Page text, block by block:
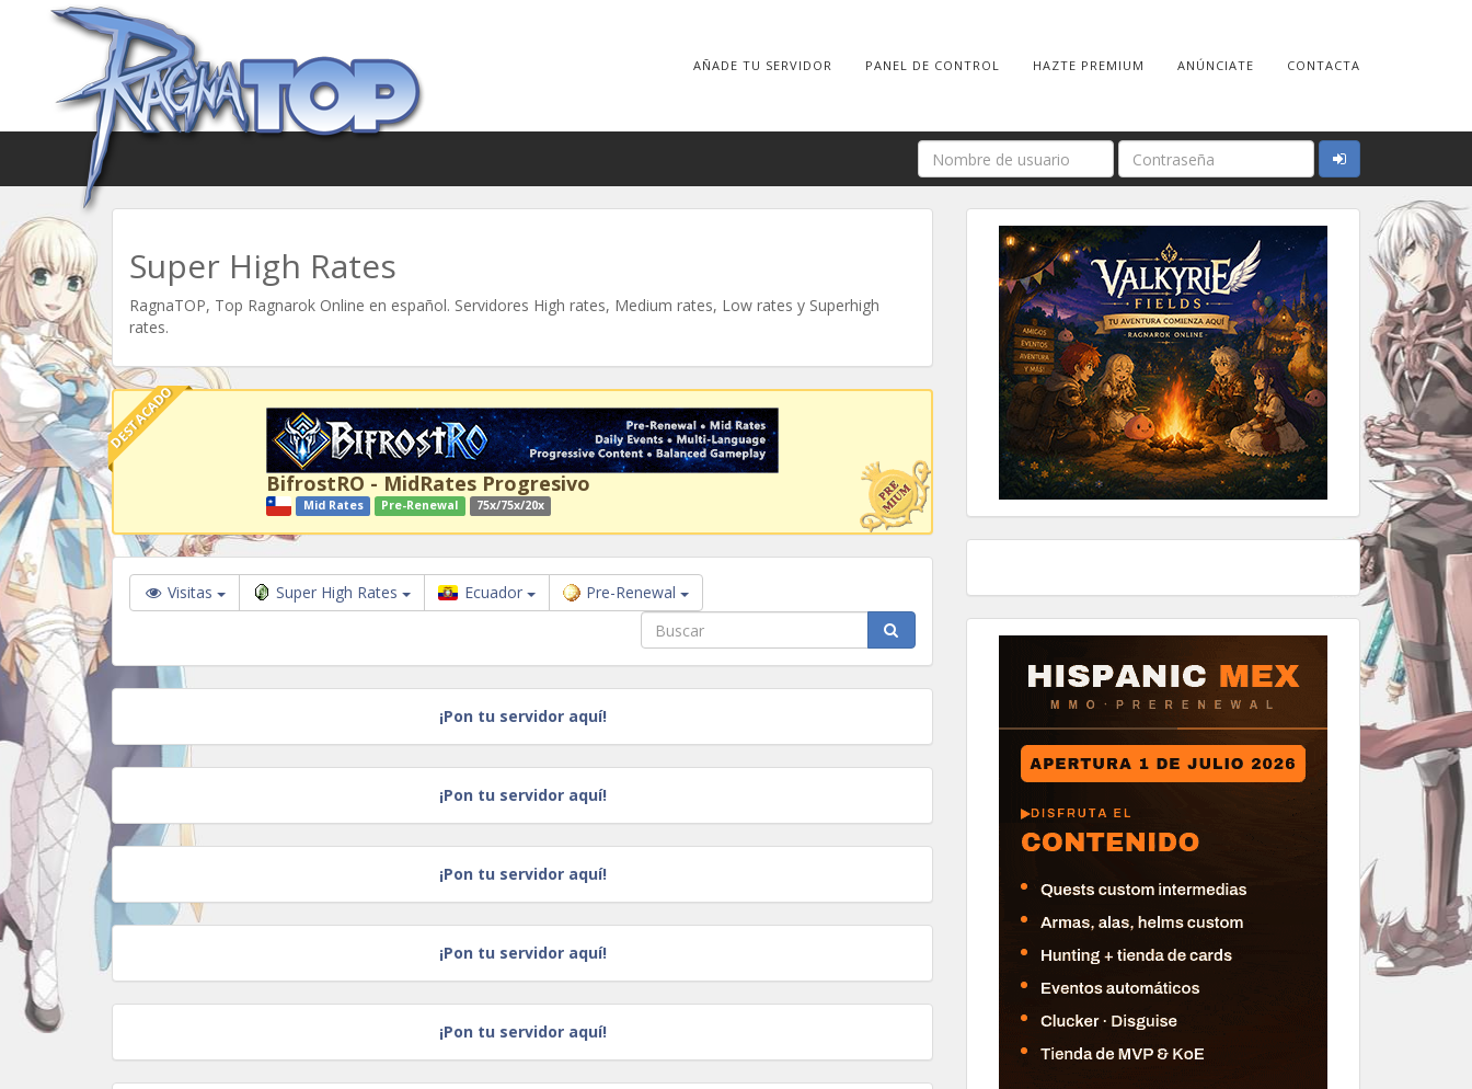
AÑADE TU SERVIDOR PANEL DE CONTROL HAZTE PREMIUM ANÚNCIATE CONTACTA
Super High Rates
RagnaTOP, Top Ragnarok Online en español. Servidores High rates, Medium rates, Low rates y Superhigh
rates.
DESTACADO
BifrostRO - MidRates Progresivo
Mid Rates Pre-Renewal 75x/75x/20x
Visitas Super High Rates Ecuador Pre-Renewal
¡Pon tu servidor aquí!
¡Pon tu servidor aquí!
¡Pon tu servidor aquí!
¡Pon tu servidor aquí!
¡Pon tu servidor aquí!